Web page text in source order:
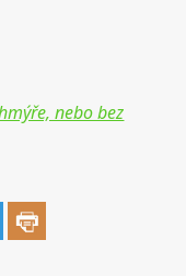
nebo bez